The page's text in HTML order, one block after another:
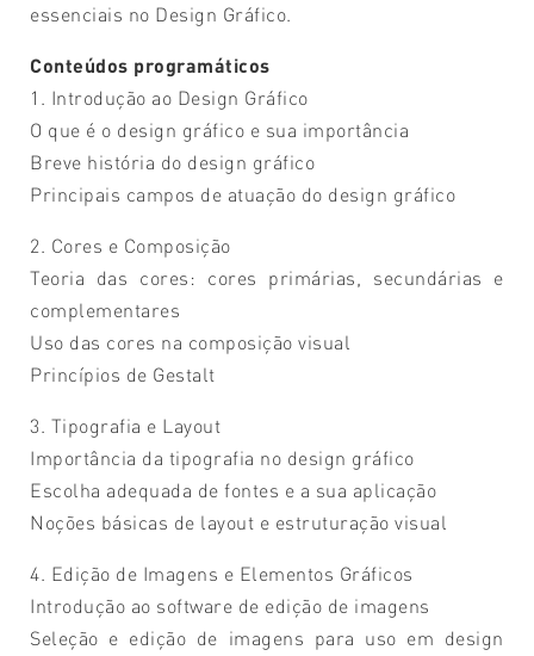
essenciais no Design Gráfico.
Conteúdos programáticos
1. Introdução ao Design Gráfico
O que é o design gráfico e sua importância
Breve história do design gráfico
Principais campos de atuação do design gráfico
2. Cores e Composição
Teoria das cores: cores primárias, secundárias e
complementares
Uso das cores na composição visual
Princípios de Gestalt
3. Tipografia e Layout
Importância da tipografia no design gráfico
Escolha adequada de fontes e a sua aplicação
Noções básicas de layout e estruturação visual
4. Edição de Imagens e Elementos Gráficos
Introdução ao software de edição de imagens
Seleção e edição de imagens para uso em design